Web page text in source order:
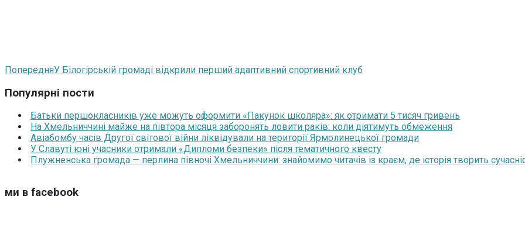
ПопередняУ Білогірській громаді відкрили перший адаптивний спортивний клуб
Популярні пости
Батьки першокласників уже можуть оформити «Пакунок школяра»: як отримати 5 тисяч гривень
На Хмельниччині майже на півтора місяця заборонять ловити раків: коли діятимуть обмеження
Авіабомбу часів Другої світової війни ліквідували на території Ярмолинецької громади
У Славуті юні учасники отримали «Дипломи безпеки» після тематичного квесту
Плужненська громада — перлина півночі Хмельниччини: знайомимо читачів із краєм, де історія творить
ми в facebook